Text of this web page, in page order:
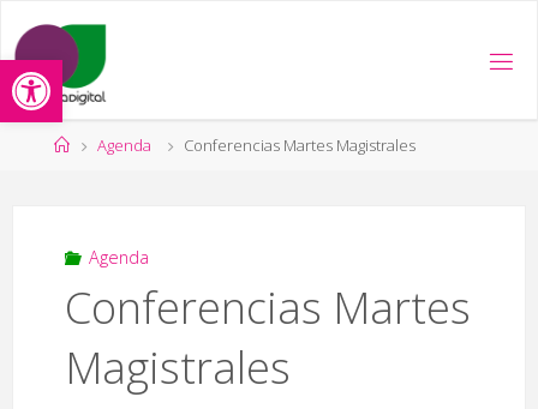
Abrir barra de herramientas
contenido
PáginaAgenda Conferencias Martes Magistrales
Agenda
Conferencias Martes
Magistrales